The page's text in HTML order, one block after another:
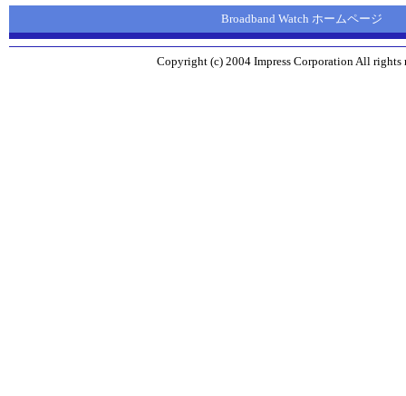
Broadband Watch ホームページ
Copyright (c) 2004 Impress Corporation All rights